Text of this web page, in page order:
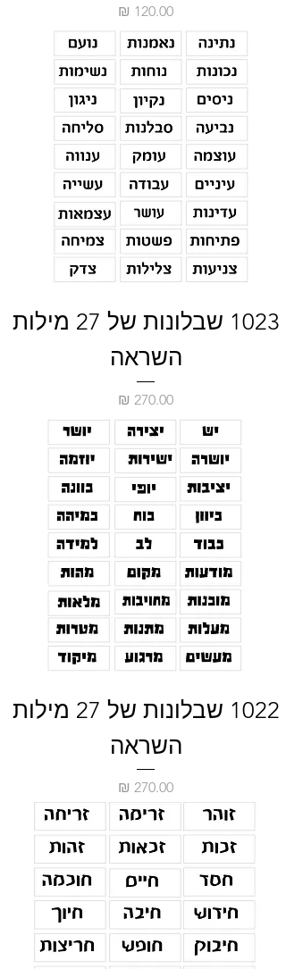
מחיר
1023 שבלונות של 27 מילות
השראה
מחיר
1022 שבלונות של 27 מילות
השראה
מחיר